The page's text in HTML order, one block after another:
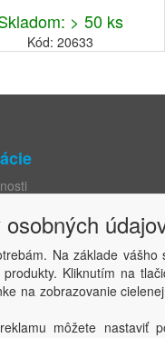
> 50 ks
Kód: 20633
podmienky
osobných údajov
osoby
súkromia
Na základe
Kliknutím na
na zobrazovanie
môžete nastaviť